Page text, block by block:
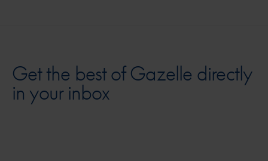
Get the best of Gazelle directly
in your inbox